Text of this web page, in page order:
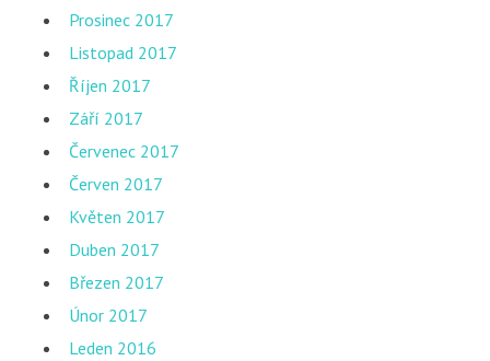
Prosinec 2017
Listopad 2017
Říjen 2017
Září 2017
Červenec 2017
Červen 2017
Květen 2017
Duben 2017
Březen 2017
Únor 2017
Leden 2016